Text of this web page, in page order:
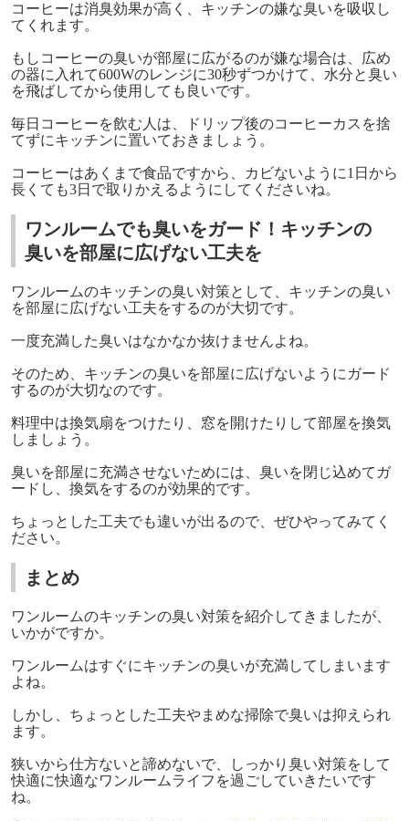
コーヒーは消臭効果が高く、キッチンの嫌な臭いを吸収し
てくれます。
もしコーヒーの臭いが部屋に広がるのが嫌な場合は、広め
の器に入れて600Wのレンジに30秒ずつかけて、水分と臭い
を飛ばしてから使用しても良いです。
毎日コーヒーを飲む人は、ドリップ後のコーヒーカスを捨
てずにキッチンに置いておきましょう。
コーヒーはあくまで食品ですから、カビないように1日から
長くても3日で取りかえるようにしてくださいね。
ワンルームでも臭いをガード！キッチンの
臭いを部屋に広げない工夫を
ワンルームのキッチンの臭い対策として、キッチンの臭い
を部屋に広げない工夫をするのが大切です。
一度充満した臭いはなかなか抜けませんよね。
そのため、キッチンの臭いを部屋に広げないようにガード
するのが大切なのです。
料理中は換気扇をつけたり、窓を開けたりして部屋を換気
しましょう。
臭いを部屋に充満させないためには、臭いを閉じ込めてガ
ードし、換気をするのが効果的です。
ちょっとした工夫でも違いが出るので、ぜひやってみてく
ださい。
まとめ
ワンルームのキッチンの臭い対策を紹介してきましたが、
いかがですか。
ワンルームはすぐにキッチンの臭いが充満してしまいます
よね。
しかし、ちょっとした工夫やまめな掃除で臭いは抑えられ
ます。
狭いから仕方ないと諦めないで、しっかり臭い対策をして
快適に快適なワンルームライフを過ごしていきたいです
ね。